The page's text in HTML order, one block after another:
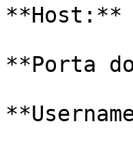
**Host:**
**Porta